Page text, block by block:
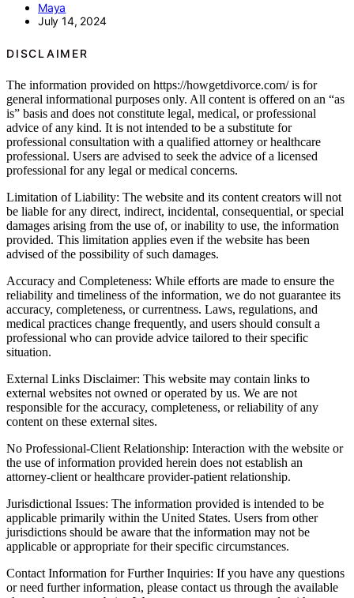
Maya
July 14, 2024
DISCLAIMER
The information provided on https://howgetdivorce.com/ is for
general informational purposes only. All content is offered on an “as
is” basis and does not constitute legal, medical, or professional
advice of any kind. It is not intended to be a substitute for
professional consultation with a qualified attorney or healthcare
professional. Users are advised to seek the advice of a licensed
professional for any legal or medical concerns.
Limitation of Liability: The website and its content creators will not
be liable for any direct, indirect, incidental, consequential, or special
damages arising from the use of, or inability to use, the information
provided. This limitation applies even if the website has been
advised of the possibility of such damages.
Accuracy and Completeness: While efforts are made to ensure the
reliability and timeliness of the information, we do not guarantee its
accuracy, completeness, or currentness. Laws, regulations, and
medical practices change frequently, and users should consult a
professional who can provide advice tailored to their specific
situation.
External Links Disclaimer: This website may contain links to
external websites not owned or operated by us. We are not
responsible for the accuracy, completeness, or reliability of any
content on these external sites.
No Professional-Client Relationship: Interaction with the website or
the use of information provided herein does not establish an
attorney-client or healthcare provider-patient relationship.
Jurisdictional Issues: The information provided is intended to be
applicable primarily within the United States. Users from other
jurisdictions should be aware that the information may not be
applicable or appropriate for their specific circumstances.
Contact Information for Further Inquiries: If you have any questions
or need further information, please contact us through the available